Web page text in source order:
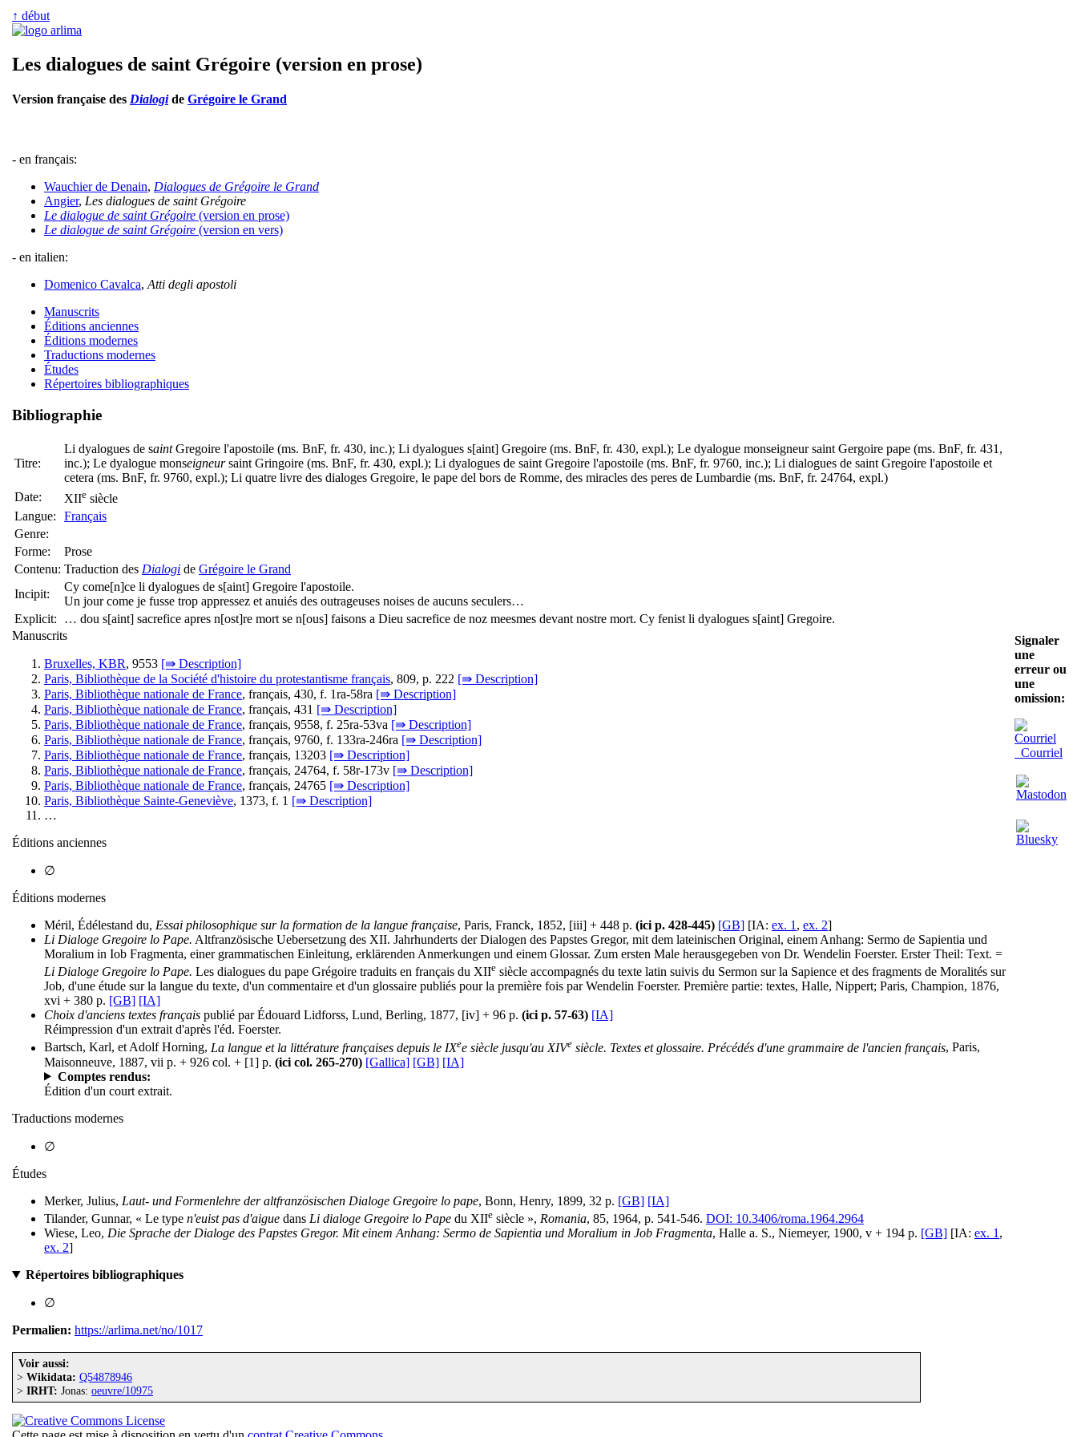
↑ début
Les dialogues de saint Grégoire (version en prose)
Version française des Dialogide Grégoire le Grand
- en français:
Wauchier de Denain, Dialogues de Grégoire le Grand
Angier, Les dialogues de saint Grégoire
Le dialogue de saint Grégoire (version en prose)
Le dialogue de saint Grégoire (version en vers)
- en italien:
Domenico Cavalca,Atti degli apostoli
Manuscrits
Éditions anciennes
Éditions modernes
Traductions modernes
Études
Répertoires bibliographiques
Bibliographie
Titre:
Li dyalogues de saintGregoire l'apostoile (ms. BnF, fr. 430, inc.); Li dyalogues s[aint] Gregoire (ms. BnF, fr. 430, expl.); Le dyalogue monseigneur saint Gergoire pape (ms. BnF, fr. 431,
inc.); Le dyalogue monseigneursaint Gringoire (ms. BnF, fr. 430, expl.); Li dyalogues de saint Gregoire l'apostoile (ms. BnF, fr. 9760, inc.); Li dialogues de saint Gregoire l'apostoile et
cetera (ms. BnF, fr. 9760, expl.); Li quatre livre des dialoges Gregoire, le pape del bors de Romme, des miracles des peres de Lumbardie (ms. BnF, fr. 24764, expl.)
Date:
XIIe siècle
Langue:
Français
Genre:
Forme:
Prose
Contenu: Traduction des Dialogi de Grégoire le Grand
Incipit:
Cy come[n]ce li dyalogues de s[aint] Gregoire l'apostoile.
Un jour come je fusse trop appressez et anuiés des outrageuses noises de aucuns seculers…
Explicit:
… dou s[aint] sacrefice apres n[ost]re mort se n[ous] faisons a Dieu sacrefice de noz meesmes devant nostre mort. Cy fenist li dyalogues s[aint] Gregoire.
Manuscrits
Bruxelles, KBR, 9553 [⇛ Description]
Paris, Bibliothèque de la Société d'histoire du protestantisme français, 809, p. 222 [⇛ Description]
Paris, Bibliothèque nationale de France, français, 430, f. 1ra-58ra [⇛ Description]
Paris, Bibliothèque nationale de France, français, 431 [⇛ Description]
Paris, Bibliothèque nationale de France, français, 9558, f. 25ra-53va [⇛ Description]
Paris, Bibliothèque nationale de France, français, 9760, f. 133ra-246ra [⇛ Description]
Paris, Bibliothèque nationale de France, français, 13203 [⇛ Description]
Paris, Bibliothèque nationale de France, français, 24764, f. 58r-173v [⇛ Description]
Paris, Bibliothèque nationale de France, français, 24765 [⇛ Description]
Paris, Bibliothèque Sainte-Geneviève, 1373, f. 1 [⇛ Description]
…
Éditions anciennes
∅
Éditions modernes
Méril, Édélestand du, Essai philosophique sur la formation de la langue française, Paris, Franck, 1852, [iii] + 448 p. (ici p. 428-445) [GB] [IA: ex. 1 , ex. 2]
Li Dialoge Gregoire lo Pape. Altfranzösische Uebersetzung des XII. Jahrhunderts der Dialogen des Papstes Gregor, mit dem lateinischen Original, einem Anhang: Sermo de Sapientia und
Moralium in Iob Fragmenta, einer grammatischen Einleitung, erklärenden Anmerkungen und einem Glossar. Zum ersten Male herausgegeben von Dr. Wendelin Foerster. Erster Theil: Text. =
Li Dialoge Gregoire lo Pape. Les dialogues du pape Grégoire traduits en français du XIIe siècle accompagnés du texte latin suivis du Sermon sur la Sapience et des fragments de Moralités sur
Job, d'une étude sur la langue du texte, d'un commentaire et d'un glossaire publiés pour la première fois par Wendelin Foerster. Première partie: textes, Halle, Nippert; Paris, Champion, 1876,
xvi + 380 p. [GB] [IA]
Choix d'anciens textes français publié par Édouard Lidforss, Lund, Berling, 1877, [iv] + 96 p. (ici p. 57-63) [IA]
Réimpression d'un extrait d'après l'éd. Foerster.
Bartsch, Karl, et Adolf Horning, La langue et la littérature françaises depuis le IXee siècle jusqu'au XIVe siècle. Textes et glossaire. Précédés d'une grammaire de l'ancien français, Paris,
Maisonneuve, 1887, vii p. + 926 col. + [1] p. (ici col. 265-270) [Gallica] [GB] [IA]
Comptes rendus:
Édition d'un court extrait.
Traductions modernes
∅
Études
Merker, Julius, Laut- und Formenlehre der altfranzösischen Dialoge Gregoire lo pape, Bonn, Henry, 1899, 32 p. [GB] [IA]
Tilander, Gunnar, « Le type n'euist pas d'aigue dans Li dialoge Gregoire lo Pape du XIIe siècle », Romania, 85, 1964, p. 541-546. DOI: 10.3406/roma.1964.2964
Wiese, Leo, Die Sprache der Dialoge des Papstes Gregor. Mit einem Anhang: Sermo de Sapientia und Moralium in Job Fragmenta, Halle a. S., Niemeyer, 1900, v + 194 p. [GB] [IA: ex. 1 ,
ex. 2]
Répertoires bibliographiques
∅
Permalien: https://arlima.net/no/1017
Voir aussi:
> Wikidata: Q54878946
> IRHT: Jonas: oeuvre/10975
Signaler
une
erreur ou
une
omission:
Courriel